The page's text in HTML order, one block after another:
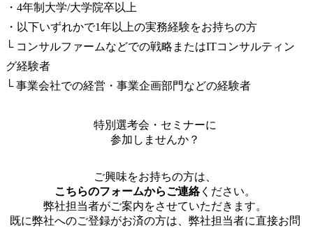
・4年制大学/大学院卒以上
・以下いずれかで1年以上の実務経験をお持ちの方
└ コンサルファームなどでの戦略またはITコンサルティン
グ経験者
└ 事業会社での経営・事業企画部門などの経験者
特別選考会・セミナーに
参加しませんか？
ご興味をお持ちの方は、
こちらのフォームからご連絡ください。
弊社担当者がご案内をさせていただきます。
既に弊社へのご登録がお済の方は、弊社担当者に直接お問